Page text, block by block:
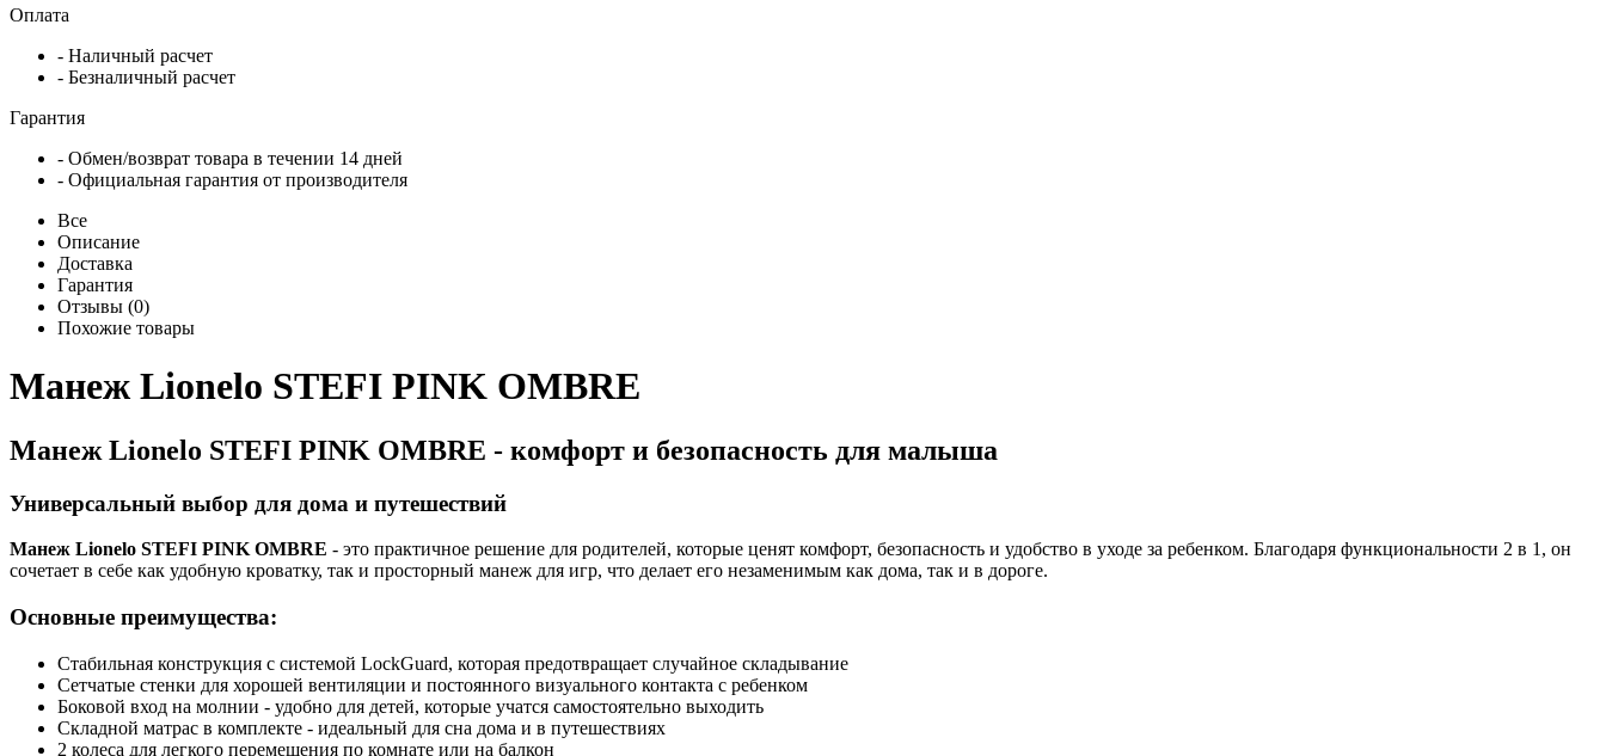
Оплата
- Наличный расчет
- Безналичный расчет
Гарантия
- Обмен/возврат товара в течении 14 дней
- Официальная гарантия от производителя
Все
Описание
Доставка
Гарантия
Отзывы (0)
Похожие товары
Манеж Lionelo STEFI PINK OMBRE
Манеж Lionelo STEFI PINK OMBRE - комфорт и безопасность для малыша
Универсальный выбор для дома и путешествий
Манеж Lionelo STEFI PINK OMBRE - это практичное решение для родителей, которые ценят комфорт, безопасность и удобство в уходе за ребенком. Благодаря функциональности 2 в 1, он
сочетает в себе как удобную кроватку, так и просторный манеж для игр, что делает его незаменимым как дома, так и в дороге.
Основные преимущества:
Стабильная конструкция с системой LockGuard, которая предотвращает случайное складывание
Сетчатые стенки для хорошей вентиляции и постоянного визуального контакта с ребенком
Боковой вход на молнии - удобно для детей, которые учатся самостоятельно выходить
Складной матрас в комплекте - идеальный для сна дома и в путешествиях
2 колеса для легкого перемещения по комнате или на балкон